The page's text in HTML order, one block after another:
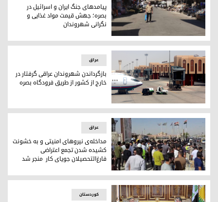
پیامدهای جنگ ایران و اسرائیل در بصره؛ جهش قیمت مواد
پیامدهای جنگ ایران و اسرائیل در
بصره؛ جهش قیمت مواد غذایی و
نگرانی شهروندان
بازگرداندن شهروندان عراقی گرفتار در خارج از کشور از طریق
عراق
بازگرداندن شهروندان عراقی گرفتار در
خارج از کشور از طریق فرودگاه بصره
تظاهرات در بصره
عراق
مداخله‌ی نیروهای امنیتی و به خشونت
کشیده شدن تجمع اعتراضی
فارغ‌التحصیلان جویای کار ‌ منجر شد
کوردستان